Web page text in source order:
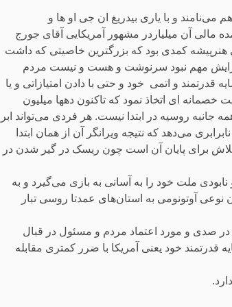
سال ۲۰۱۴ که بسیاری آنرا کودتا هم می‌نامند و با یاری بیدریغ ان جی او ها و
مالی آن میلیاردر مشهور آمریکایی آقای جورج
کمدی بود که بزرگترین خاصیتی که داشت
برایش مهم نبود سرنوشت و هست و نیست مردم
و اتمی خود و حتی با دادن امتیازاتی و یا
ای اتخاذ نمود که تاکنون دهها میلیون
جانبه روسیه در ابتدا نیست. هر فردی می‌تواند ابر
می‌دهد که نتیجه ویرانگر آن از همان ابتدا
برای پایان آن است چون ریسک در گیر شدن در
ملت خود را به آسانی به بازی می‌گیرد و به
آوتونومی به استان‌های عمدتا روسی تبار
نمونه مقابل آن کشور مکزیک است. حکومت این کشور که رهبر آن با محبوبیت ۸۵ در صدی و مورد اعتماد مردم و مسئول در قبال
خود یعنی آمریکا با ضرر کمتری مقابله